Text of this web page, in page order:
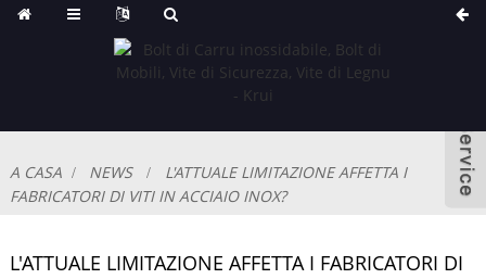
A CASA NEWS
L'ATTUALE LIMITAZIONE AFFETTA I
FABRICATORI DI VITI IN ACCIAIO INOX?
L'ATTUALE LIMITAZIONE AFFETTA I FABRICATORI DI